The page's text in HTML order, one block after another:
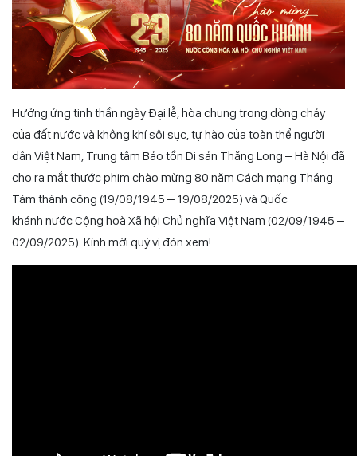
Hưởng ứng tinh thần ngày Đại lễ, hòa chung trong dòng chảy
của đất nước và không khí sôi sục, tự hào của toàn thể người
dân Việt Nam, Trung tâm Bảo tồn Di sản Thăng Long – Hà Nội đã
cho ra mắt thước phim chào mừng 80 năm Cách mạng Tháng
Tám thành công (19/08/1945 – 19/08/2025) và Quốc
khánh nước Cộng hoà Xã hội Chủ nghĩa Việt Nam (02/09/1945 –
02/09/2025). Kính mời quý vị đón xem!